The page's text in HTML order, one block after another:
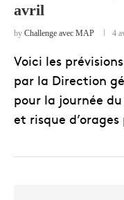
avril
by Challenge avec MAP 4
Voici les
par la Direction
pour la journée
et risque